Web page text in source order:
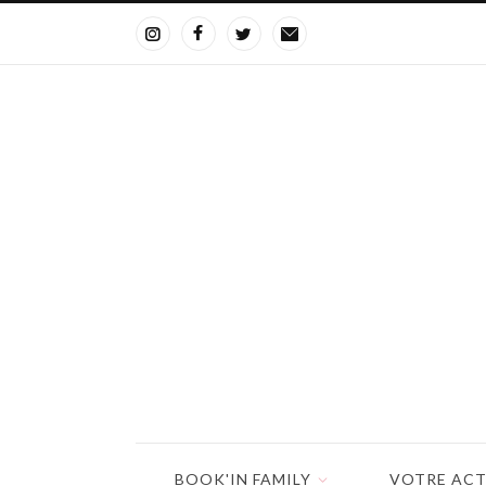
BOOK'IN FAMILY VOTRE